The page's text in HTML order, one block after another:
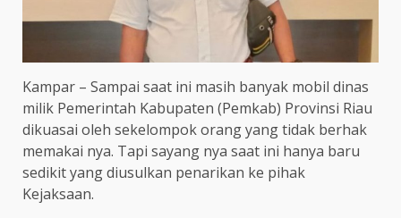
Kampar – Sampai saat ini masih banyak mobil dinas
milik Pemerintah Kabupaten (Pemkab) Provinsi Riau
dikuasai oleh sekelompok orang yang tidak berhak
memakai nya. Tapi sayang nya saat ini hanya baru
sedikit yang diusulkan penarikan ke pihak
Kejaksaan.